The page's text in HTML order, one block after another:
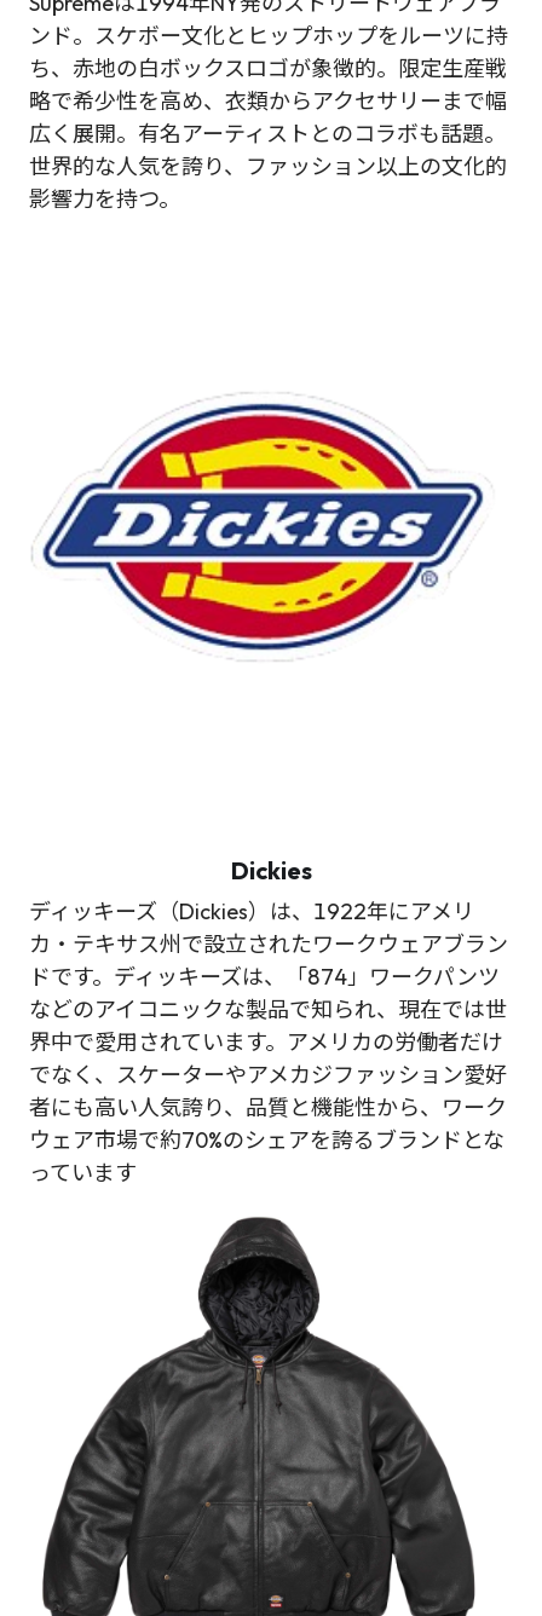
ンド。スケボー文化とヒップホップをルーツに持
ち、赤地の白ボックスロゴが象徴的。限定生産戦
略で希少性を高め、衣類からアクセサリーまで幅
広く展開。有名アーティストとのコラボも話題。
世界的な人気を誇り、ファッション以上の文化的
影響力を持つ。
Dickies
ディッキーズ（Dickies）は、1922年にアメリ
カ・テキサス州で設立されたワークウェアブラン
ドです。ディッキーズは、「874」ワークパンツ
などのアイコニックな製品で知られ、現在では世
界中で愛用されています。アメリカの労働者だけ
でなく、スケーターやアメカジファッション愛好
者にも高い人気誇り、品質と機能性から、ワーク
ウェア市場で約70%のシェアを誇るブランドとな
っています